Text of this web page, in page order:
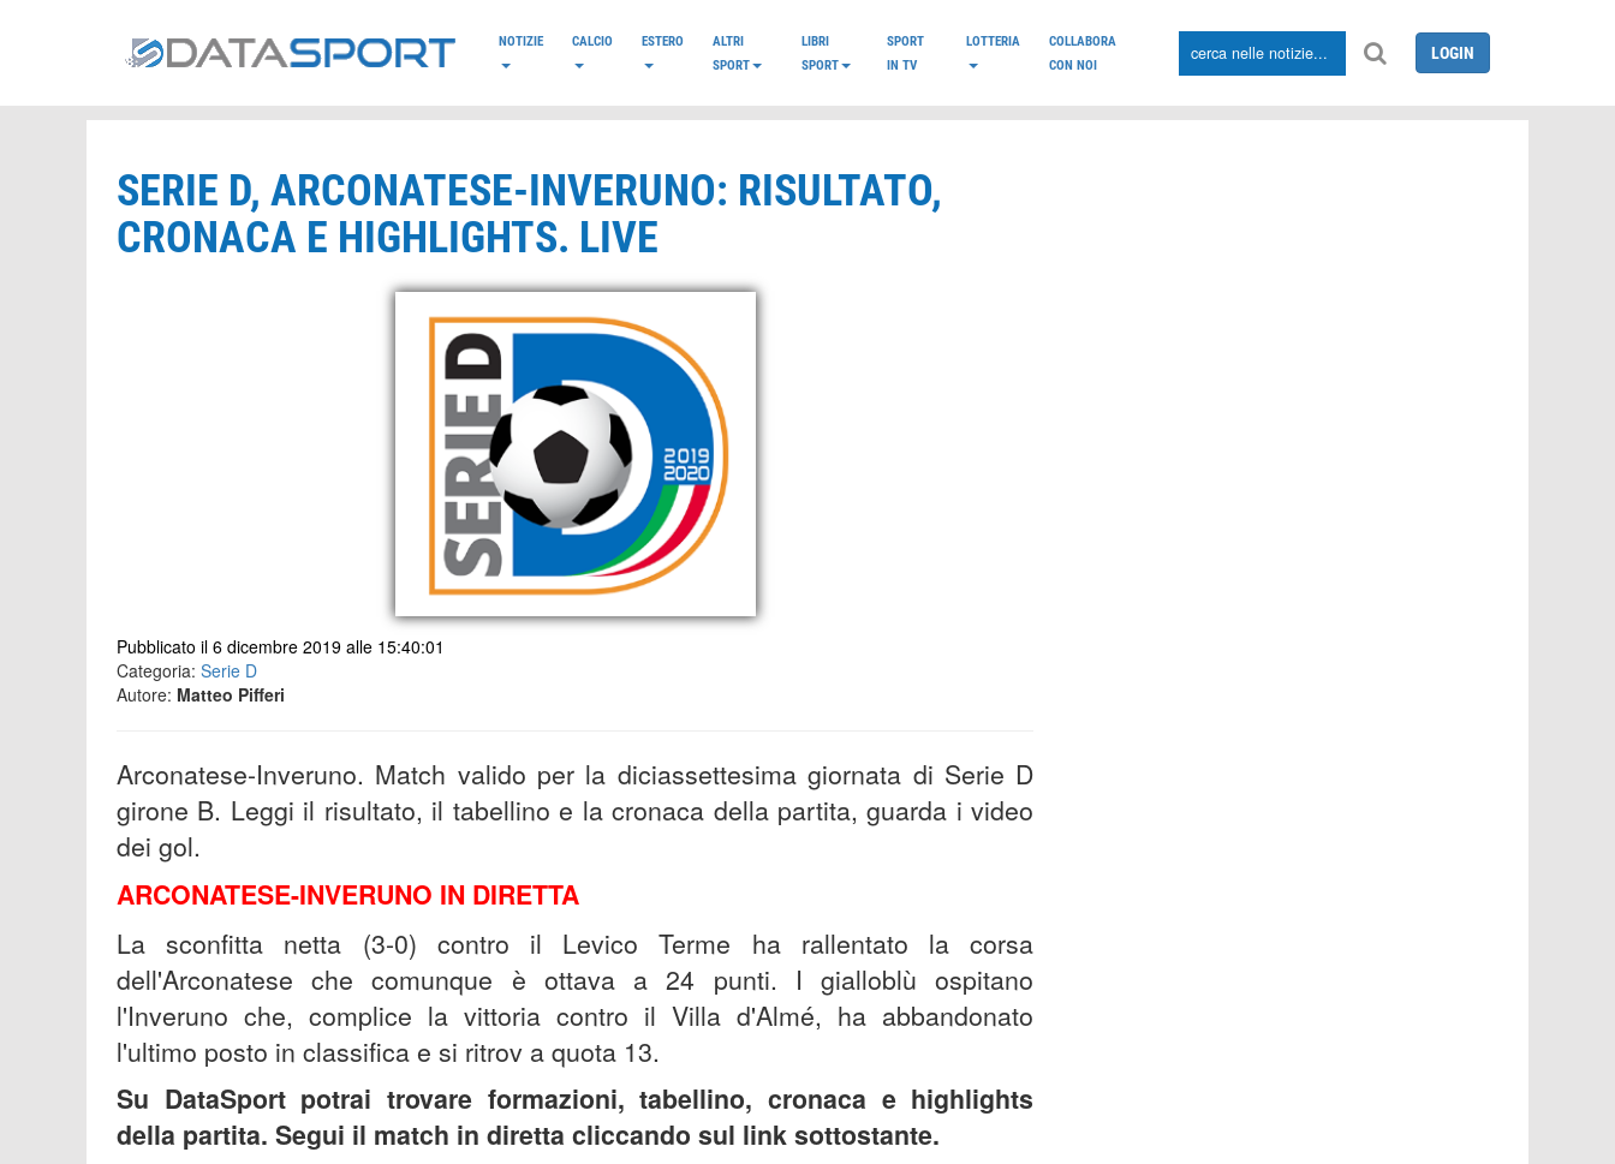
NOTIZIE CALCIO ESTERO
ALTRI
SPORT
LIBRI
SPORT
SPORT
IN TV
LOTTERIA
COLLABORA
CON NOI
LOGIN
SERIE D, ARCONATESE-INVERUNO: RISULTATO,
CRONACA E HIGHLIGHTS. LIVE
Pubblicato il 6 dicembre 2019 alle 15:40:01
Categoria: Serie D
Autore: Matteo Pifferi
Arconatese-Inveruno. Match valido per la diciassettesima giornata di Serie D
girone B. Leggi il risultato, il tabellino e la cronaca della partita, guarda i video
dei gol.
ARCONATESE-INVERUNO IN DIRETTA
La sconfitta netta (3-0) contro il Levico Terme ha rallentato la corsa
dell'Arconatese che comunque è ottava a 24 punti. I gialloblù ospitano
l'Inveruno che, complice la vittoria contro il Villa d'Almé, ha abbandonato
l'ultimo posto in classifica e si ritrov a quota 13.
Su DataSport potrai trovare formazioni, tabellino, cronaca e highlights
della partita. Segui il match in diretta cliccando sul link sottostante.